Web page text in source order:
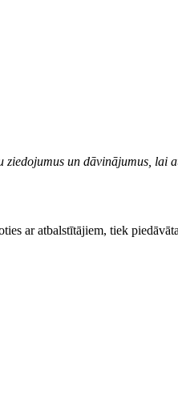
un dāvinājumus, lai
ar atbalstītājiem, tiek